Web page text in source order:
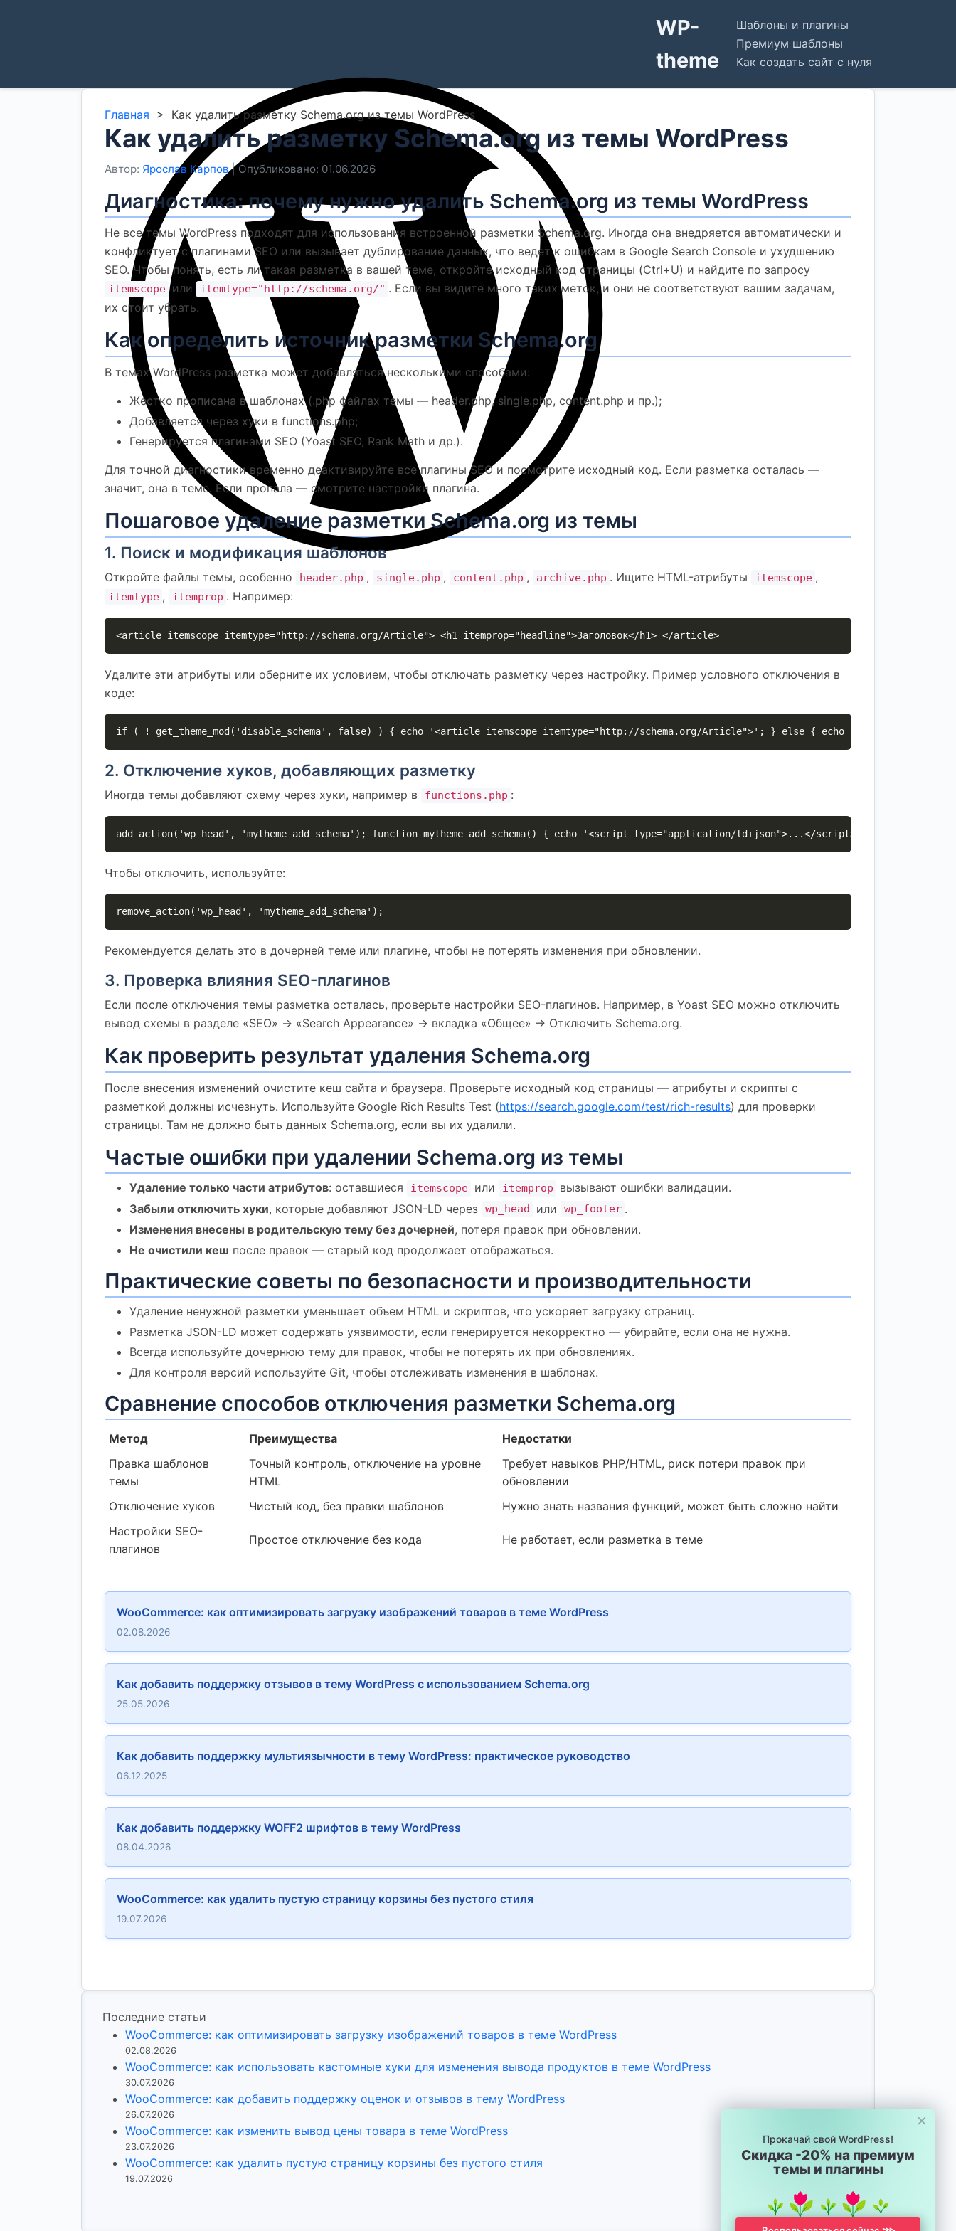
WP-
theme
Шаблоны и плагины
Премиум шаблоны
Как создать сайт с нуля
Главная > Как удалить разметку Schema.org из темы WordPress
Как удалить разметку Schema.org из темы WordPress
Автор: Ярослав Карпов | Опубликовано: 01.06.2026
Диагностика: почему нужно удалить Schema.org из темы WordPress
Не все темы WordPress подходят для использования встроенной разметки Schema.org. Иногда она внедряется автоматически и
конфликтует с плагинами SEO или вызывает дублирование данных, что ведет к ошибкам в Google Search Console и ухудшению
SEO. Чтобы понять, есть ли такая разметка в вашей теме, откройте исходный код страницы (Ctrl+U) и найдите по запросу
itemscope или itemtype="http://schema.org/" . Если вы видите много таких меток, и они не соответствуют вашим задачам,
их стоит убрать.
Как определить источник разметки Schema.org
В темах WordPress разметка может добавляться несколькими способами:
Жестко прописана в шаблонах (.php файлах темы — header.php, single.php, content.php и пр.);
Добавляется через хуки в functions.php;
Генерируется плагинами SEO (Yoast SEO, Rank Math и др.).
Для точной диагностики временно деактивируйте все плагины SEO и посмотрите исходный код. Если разметка осталась —
значит, она в теме. Если пропала — смотрите настройки плагина.
Пошаговое удаление разметки Schema.org из темы
1. Поиск и модификация шаблонов
Откройте файлы темы, особенно header.php , single.php , content.php , archive.php . Ищите HTML-атрибуты itemscope ,
itemtype , itemprop . Например:
<article itemscope itemtype="http://schema.org/Article"> <h1 itemprop="headline">Заголовок</h1> </article>
Удалите эти атрибуты или оберните их условием, чтобы отключать разметку через настройку. Пример условного отключения в
коде:
if ( ! get_theme_mod('disable_schema', false) ) { echo '<article itemscope itemtype="http://schema.org/Article">'; } else { echo '<article>'; }
2. Отключение хуков, добавляющих разметку
Иногда темы добавляют схему через хуки, например в functions.php :
add_action('wp_head', 'mytheme_add_schema'); function mytheme_add_schema() { echo '<script type="application/ld+json">...</script>'; }
Чтобы отключить, используйте:
remove_action('wp_head', 'mytheme_add_schema');
Рекомендуется делать это в дочерней теме или плагине, чтобы не потерять изменения при обновлении.
3. Проверка влияния SEO-плагинов
Если после отключения темы разметка осталась, проверьте настройки SEO-плагинов. Например, в Yoast SEO можно отключить
вывод схемы в разделе «SEO» -> «Search Appearance» -> вкладка «Общее» -> Отключить Schema.org.
Как проверить результат удаления Schema.org
После внесения изменений очистите кеш сайта и браузера. Проверьте исходный код страницы — атрибуты и скрипты с
разметкой должны исчезнуть. Используйте Google Rich Results Test (https://search.google.com/test/rich-results) для проверки
страницы. Там не должно быть данных Schema.org, если вы их удалили.
Частые ошибки при удалении Schema.org из темы
Удаление только части атрибутов: оставшиеся itemscope или itemprop
вызывают ошибки валидации.
Забыли отключить хуки, которые добавляют JSON-LD через wp_head или wp_footer .
Изменения внесены в родительскую тему без дочерней, потеря правок при обновлении.
Не очистили кеш после правок — старый код продолжает отображаться.
Практические советы по безопасности и производительности
Удаление ненужной разметки уменьшает объем HTML и скриптов, что ускоряет загрузку страниц.
Разметка JSON-LD может содержать уязвимости, если генерируется некорректно — убирайте, если она не нужна.
Всегда используйте дочернюю тему для правок, чтобы не потерять их при обновлениях.
Для контроля версий используйте Git, чтобы отслеживать изменения в шаблонах.
Сравнение способов отключения разметки Schema.org
Метод Преимущества
Недостатки
Правка шаблонов
темы
Точный контроль, отключение на уровне
HTML
Требует навыков PHP/HTML, риск потери правок при
обновлении
Отключение хуков
Чистый код, без правки шаблонов
Нужно знать названия функций, может быть сложно найти
Настройки SEO-
плагинов
Простое отключение без кода Не работает, если разметка в теме
WooCommerce: как оптимизировать загрузку изображений товаров в теме WordPress
02.08.2026
Как добавить поддержку отзывов в тему WordPress с использованием Schema.org
25.05.2026
Как добавить поддержку мультиязычности в тему WordPress: практическое руководство
06.12.2025
Как добавить поддержку WOFF2 шрифтов в тему WordPress
08.04.2026
WooCommerce: как удалить пустую страницу корзины без пустого стиля
19.07.2026
Последние статьи
WooCommerce: как оптимизировать загрузку изображений товаров в теме WordPress
02.08.2026
WooCommerce: как использовать кастомные хуки для изменения вывода продуктов в теме WordPress
30.07.2026
WooCommerce: как добавить поддержку оценок и отзывов в тему WordPress
26.07.2026
WooCommerce: как изменить вывод цены товара в теме WordPress
23.07.2026
WooCommerce: как удалить пустую страницу корзины без пустого стиля
19.07.2026
×
Прокачай свой WordPress!
Скидка -20% на премиум
темы и плагины